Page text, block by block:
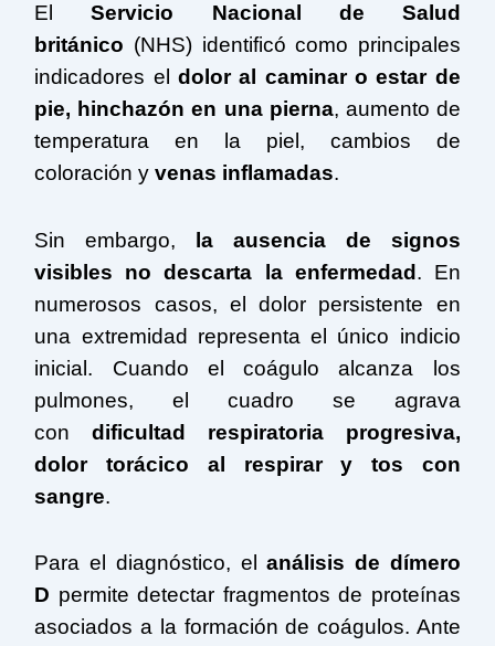
ElServicio Nacional de Salud
británico (NHS) identificó como principales
indicadores eldolor al caminar o estar de
pie, hinchazón en una pierna, aumento de
temperatura en la piel, cambios de
coloración yvenas inflamadas.
Sin embargo, la ausencia de signos
visibles no descarta la enfermedad. En
numerosos casos, el dolor persistente en
una extremidad representa el único indicio
inicial. Cuando el coágulo alcanza los
pulmones, el cuadro se agrava
condificultad respiratoria progresiva,
dolor torácico al respirar y tos con
sangre.
Para el diagnóstico, elanálisis de dímero
D permite detectar fragmentos de proteínas
asociados a la formación de coágulos. Ante